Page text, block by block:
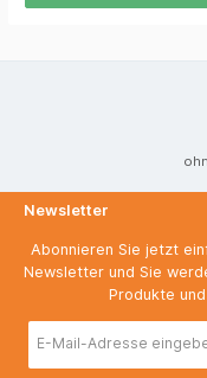
Newsletter
Abonnieren Sie jetzt
Newsletter und Sie
Produkte